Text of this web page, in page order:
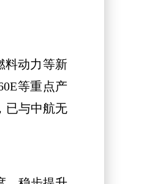
动力等新
等重点产
已与中航无